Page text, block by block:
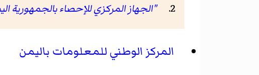
"الجهاز المركزي للإحصاء بالجمهورية
المركز الوطني للمعلومات باليمن